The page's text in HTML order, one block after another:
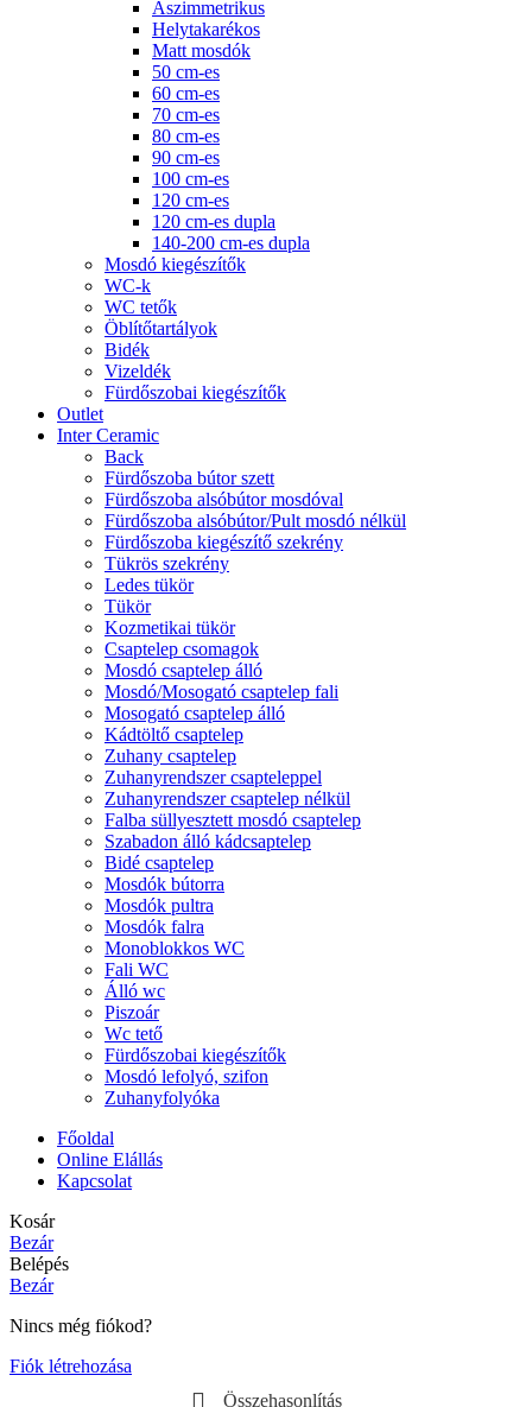
Aszimmetrikus
Helytakarékos
Matt mosdók
50 cm-es
60 cm-es
70 cm-es
80 cm-es
90 cm-es
100 cm-es
120 cm-es
120 cm-es dupla
140-200 cm-es dupla
Mosdó kiegészítők
WC-k
WC tetők
Öblítőtartályok
Bidék
Vizeldék
Fürdőszobai kiegészítők
Outlet
Inter Ceramic
Back
Fürdőszoba bútor szett
Fürdőszoba alsóbútor mosdóval
Fürdőszoba alsóbútor/Pult mosdó nélkül
Fürdőszoba kiegészítő szekrény
Tükrös szekrény
Ledes tükör
Tükör
Kozmetikai tükör
Csaptelep csomagok
Mosdó csaptelep álló
Mosdó/Mosogató csaptelep fali
Mosogató csaptelep álló
Kádtöltő csaptelep
Zuhany csaptelep
Zuhanyrendszer csapteleppel
Zuhanyrendszer csaptelep nélkül
Falba süllyesztett mosdó csaptelep
Szabadon álló kádcsaptelep
Bidé csaptelep
Mosdók bútorra
Mosdók pultra
Mosdók falra
Monoblokkos WC
Fali WC
Álló wc
Piszoár
Wc tető
Fürdőszobai kiegészítők
Mosdó lefolyó, szifon
Zuhanyfolyóka
Főoldal
Online Elállás
Kapcsolat
Kosár
Bezár
Belépés
Bezár
Nincs még fiókod?
Fiók létrehozása
Összehasonlítás